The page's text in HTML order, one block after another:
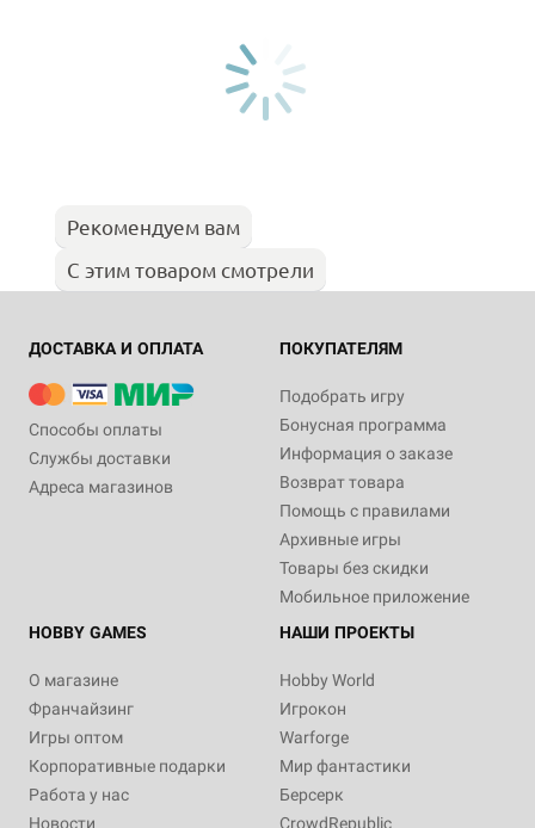
Рекомендуем вам
С этим товаром смотрели
ДОСТАВКА И ОПЛАТА
Способы оплаты
Службы доставки
Адреса магазинов
ПОКУПАТЕЛЯМ
Подобрать игру
Бонусная программа
Информация о заказе
Возврат товара
Помощь с правилами
Архивные игры
Товары без скидки
Мобильное приложение
HOBBY GAMES
О магазине
Франчайзинг
Игры оптом
Корпоративные подарки
Работа у нас
Новости
НАШИ ПРОЕКТЫ
Hobby World
Игрокон
Warforge
Мир фантастики
Берсерк
CrowdRepublic